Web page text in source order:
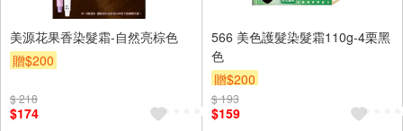
美源花果香染髮霜-自然亮棕色
贈$200
$ 218
$174
566 美色護髮染髮霜110g-4栗黑
色
贈$200
$ 193
$159